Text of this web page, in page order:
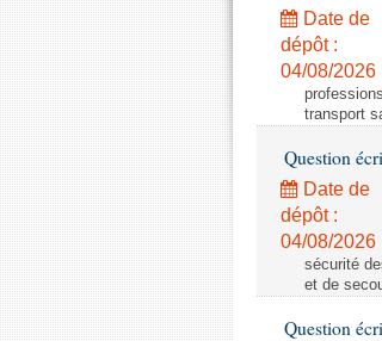
Date de
dépôt :
04/08/2026
transport
Question
Date de
dépôt :
04/08/2026
sécurité
et de
Question